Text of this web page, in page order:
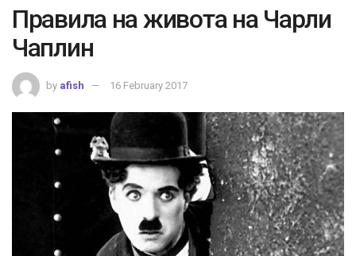
Правила на живота на Чарли
Чаплин
by afish 16 February 2017